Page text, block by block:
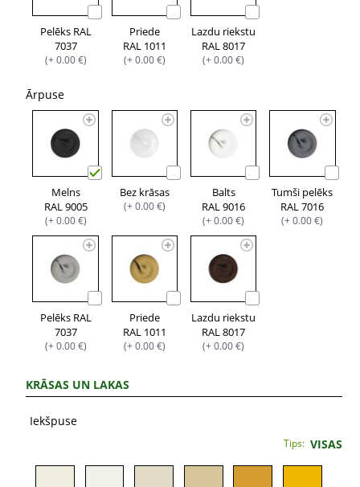
Pelēks RAL
7037
(+ 0.00 €)
Priede
RAL 1011
(+ 0.00 €)
Lazdu riekstu
RAL 8017
(+ 0.00 €)
Ārpuse
Melns
RAL 9005
(+ 0.00 €)
Bez krāsas
(+ 0.00 €)
Balts
RAL 9016
(+ 0.00 €)
Tumši pelēks
RAL 7016
(+ 0.00 €)
Pelēks RAL
7037
(+ 0.00 €)
Priede
RAL 1011
(+ 0.00 €)
Lazdu riekstu
RAL 8017
(+ 0.00 €)
KRĀSAS UN LAKAS
Iekšpuse
Tips: VISAS